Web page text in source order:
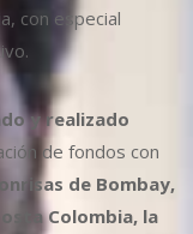
con especial
y realizado
de fondos con
de Bombay,
Colombia, la